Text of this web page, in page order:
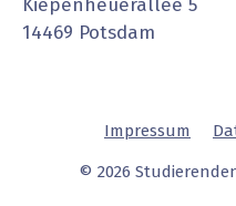
Kiepenheuerallee 5
14469 Potsdam
Impressum
© 2026